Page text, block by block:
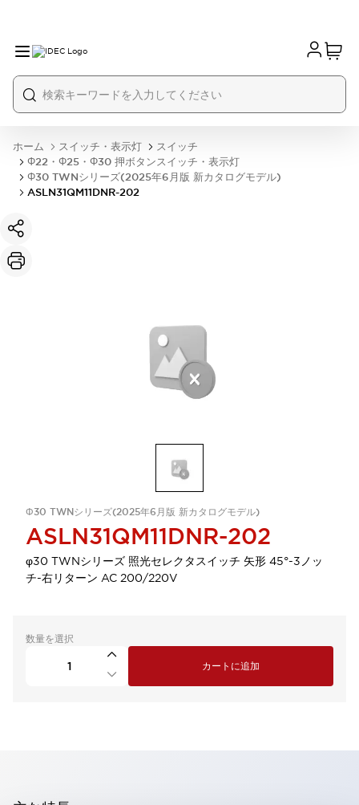
ホーム スイッチ・表示灯
スイッチ
Φ22・Φ25・Φ30 押ボタンスイッチ・表示灯
Φ30 TWNシリーズ(2025年6月版 新カタログモデル)
ASLN31QM11DNR-202
Φ30 TWNシリーズ(2025年6月版 新カタログモデル)
ASLN31QM11DNR-202
φ30 TWNシリーズ 照光セレクタスイッチ 矢形 45°-3ノッ
チ-右リターン AC 200/220V
数量を選択
カートに追加